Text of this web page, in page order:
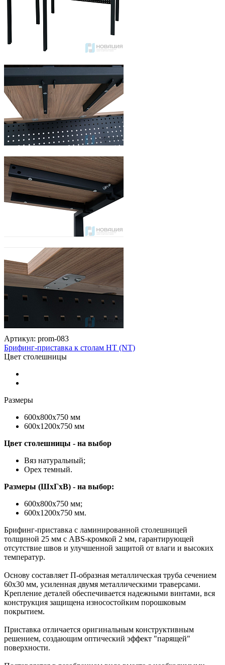
Артикул: prom-083
Брифинг-приставка к столам НТ (NT)
Цвет столешницы
Размеры
600х800х750 мм
600х1200х750 мм
Цвет столешницы - на выбор
Вяз натуральный;
Орех темный.
Размеры (ШхГхВ) - на выбор:
600х800х750 мм;
600х1200х750 мм.
Брифинг-приставка с ламинированной столешницей
толщиной 25 мм с ABS-кромкой 2 мм, гарантирующей
отсутствие швов и улучшенной защитой от влаги и высоких
температур.
Основу составляет П-образная металлическая труба сечением
60х30 мм, усиленная двумя металлическими траверсами.
Крепление деталей обеспечивается надежными винтами, вся
конструкция защищена износостойким порошковым
покрытием.
Приставка отличается оригинальным конструктивным
решением, создающим оптический эффект "парящей"
поверхности.